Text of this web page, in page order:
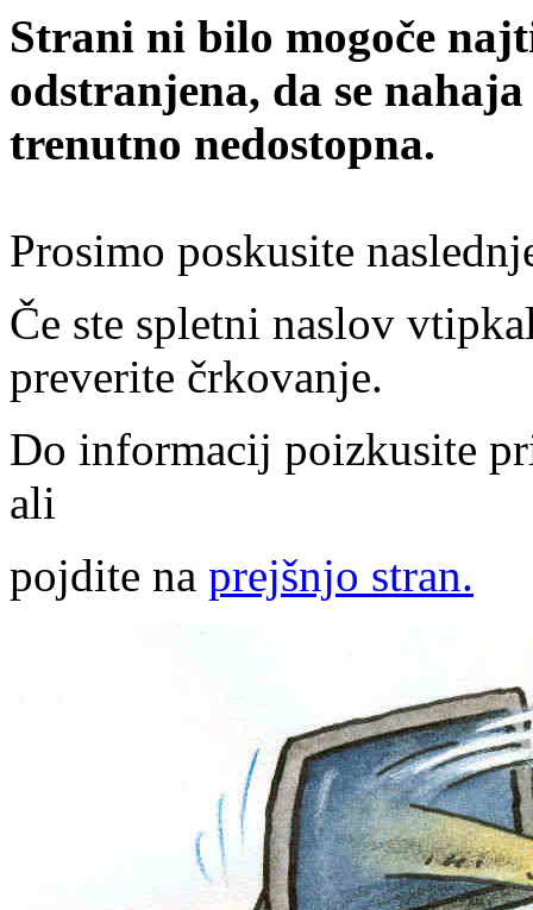
Strani ni bilo mogoče
odstranjena, da se
trenutno nedostopna.
Prosimo poskusite
Če ste spletni naslov
preverite črkovanje.
Do informacij poizkusite
ali
pojdite na prejšnjo stran.